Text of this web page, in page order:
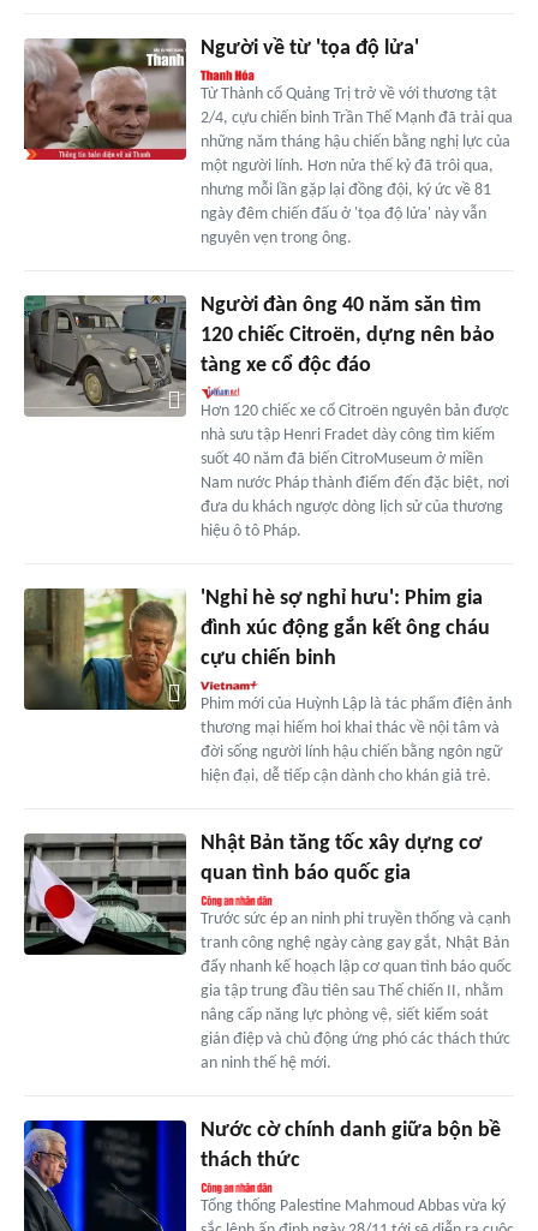
Người về từ 'tọa độ lửa'
Từ Thành cổ Quảng Trị trở về với thương tật
2/4, cựu chiến binh Trần Thế Mạnh đã trải qua
những năm tháng hậu chiến bằng nghị lực của
một người lính. Hơn nửa thế kỷ đã trôi qua,
nhưng mỗi lần gặp lại đồng đội, ký ức về 81
ngày đêm chiến đấu ở 'tọa độ lửa' này vẫn
nguyên vẹn trong ông.
Người đàn ông 40 năm săn tìm
120 chiếc Citroën, dựng nên bảo
tàng xe cổ độc đáo
Hơn 120 chiếc xe cổ Citroën nguyên bản được
nhà sưu tập Henri Fradet dày công tìm kiếm
suốt 40 năm đã biến CitroMuseum ở miền
Nam nước Pháp thành điểm đến đặc biệt, nơi
đưa du khách ngược dòng lịch sử của thương
hiệu ô tô Pháp.
'Nghỉ hè sợ nghỉ hưu': Phim gia
đình xúc động gắn kết ông cháu
cựu chiến binh
Phim mới của Huỳnh Lập là tác phẩm điện ảnh
thương mại hiếm hoi khai thác về nội tâm và
đời sống người lính hậu chiến bằng ngôn ngữ
hiện đại, dễ tiếp cận dành cho khán giả trẻ.
Nhật Bản tăng tốc xây dựng cơ
quan tình báo quốc gia
Trước sức ép an ninh phi truyền thống và cạnh
tranh công nghệ ngày càng gay gắt, Nhật Bản
đẩy nhanh kế hoạch lập cơ quan tình báo quốc
gia tập trung đầu tiên sau Thế chiến II, nhằm
nâng cấp năng lực phòng vệ, siết kiểm soát
gián điệp và chủ động ứng phó các thách thức
an ninh thế hệ mới.
Nước cờ chính danh giữa bộn bề
thách thức
Tổng thống Palestine Mahmoud Abbas vừa ký